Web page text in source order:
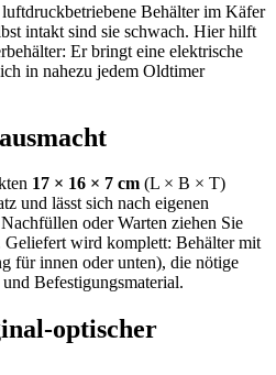
Behälter im Käfer
intakt sind sie schwach. Hier hilft
Er bringt eine elektrische
in nahezu jedem Oldtimer
17 × 16 × 7 cm (L × B × T)
und lässt sich nach eigenen
oder Warten ziehen Sie
Geliefert wird komplett: Behälter mit
für innen oder unten), die nötige
Befestigungsmaterial.
optischer